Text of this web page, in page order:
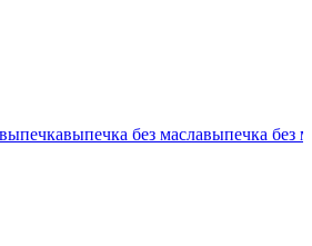
выпечка без маславыпечка без